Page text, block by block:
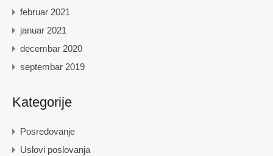
februar 2021
januar 2021
decembar 2020
septembar 2019
Kategorije
Posredovanje
Uslovi poslovanja